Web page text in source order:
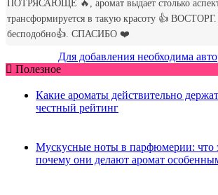
Для добавления необходима
Полезное
Какие ароматы действительно
честный рейтинг
Мускусные ноты в парфюмерии: что
почему они делают аромат